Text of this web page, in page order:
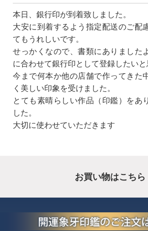
本日、銀行印が到着致しました。
大安に到着するよう指定配送のご配
てもうれしいです。
せっかくなので、書類にありました
に合わせて銀行印として登録したいと
今まで何本か他の店舗で作ってきた
く美しい印象を受けました。
とても素晴らしい作品（印鑑）をあ
した。
大切に使わせていただきます
お買い物はこちら